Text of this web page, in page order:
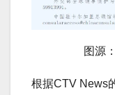
图源
根据CTV News